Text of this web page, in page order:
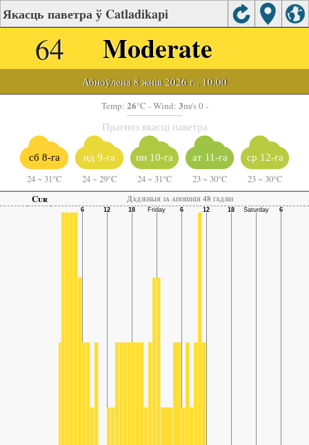
Якасць паветра ў Catladikapi
64 Moderate
Абноўлена 8 жнів 2026 г., 10:00
Temp: 26°C - Wind: 3m/s 0 -
Прагноз якасці паветра
сб 8-га
24 ~ 31°C
нд 9-га
24 ~ 29°C
пн 10-га
24 ~ 31°C
ат 11-га
23 ~ 30°C
ср 12-га
23 ~ 30°C
Cur
Дадзеныя за апошнія 48 гадзін